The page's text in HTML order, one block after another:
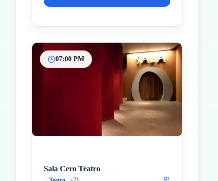
07:00 PM
Sala Cero Teatro